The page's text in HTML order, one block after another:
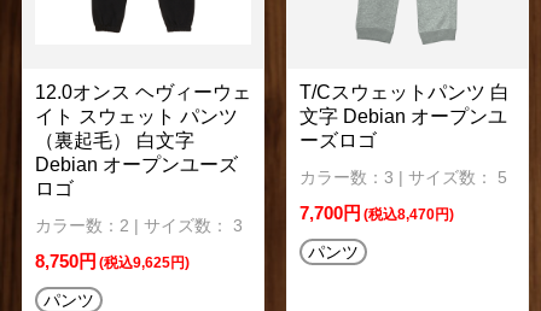
12.0オンス ヘヴィーウェ
イト スウェット パンツ
（裏起毛） 白文字
Debian オープンユーズ
ロゴ
カラー数：2 | サイズ数： 3
8,750円 (税込9,625円)
パンツ
T/Cスウェットパンツ 白
文字 Debian オープンユ
ーズロゴ
カラー数：3 | サイズ数： 5
7,700円 (税込8,470円)
パンツ